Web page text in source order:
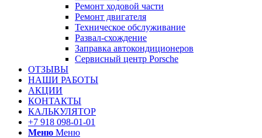
Ремонт ходовой части
Ремонт двигателя
Техническое обслуживание
Развал-схождение
Заправка автокондиционеров
Сервисный центр Porsche
ОТЗЫВЫ
НАШИ РАБОТЫ
АКЦИИ
КОНТАКТЫ
КАЛЬКУЛЯТОР
+7 918 098-01-01
Меню Меню